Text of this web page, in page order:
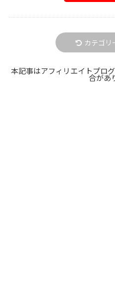
カテゴリ
本記事はアフィリエイトプロ
合があ